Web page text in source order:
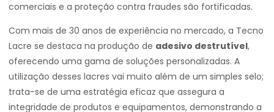
comerciais e a proteção contra fraudes são fortificadas.
Com mais de 30 anos de experiência no mercado, a Tecno
Lacre se destaca na produção de adesivo destrutível,
oferecendo uma gama de soluções personalizadas. A
utilização desses lacres vai muito além de um simples selo;
trata-se de uma estratégia eficaz que assegura a
integridade de produtos e equipamentos, demonstrando a